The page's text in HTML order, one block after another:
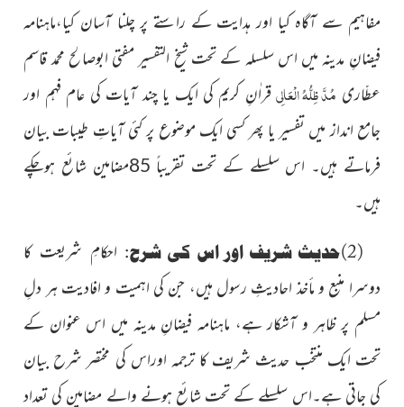
مفاہیم سے آگاہ کیا اور ہدایت کے راستے پر چلنا آسان کیا،ماہنامہ
فیضانِ مدینہ میں اس سلسلہ کے تحت شیخ التفسیر مفتی ابوصالح محمد قاسم
عطّاری مُدَّ ظِلُّہُ الْعَالِیقراٰنِ کریم کی ایک یا چند آیات کی عام فہم اور
جامع انداز میں تفسیر یا پھر کسی ایک موضوع پر کئی آیاتِ طیبات بیان
فرماتے ہیں۔ اس سلسلے کے تحت تقریباً 85مضامین شائع ہوچکے
ہیں۔
(2)حدیث شریف اور اس کی شرح:
احکامِ شریعت کا
دوسرا منبع و مأخذ احادیثِ رسول ہیں، جن کی اہمیت و افادیت ہر دلِ
مسلم پر ظاہر وآشکار ہے، ماہنامہ فیضانِ مدینہ میں اس عنوان کے
تحت ایک منتخب حدیث شریف کا ترجمہ اوراس کی مختصر شرح بیان
کی جاتی ہے۔اس سلسلے کے تحت شائع ہونے والے مضامین کی تعداد